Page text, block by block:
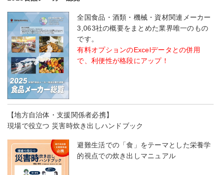
全国食品・酒類・機械・資材関連メーカー
3,063社の概要をまとめた業界唯一のもの
です。
有料オプションのExcelデータとの併用
で、利便性が格段にアップ！
【地方自治体・支援関係者必携】
現場で役立つ 災害時炊き出しハンドブック
避難生活での「食」をテーマとした栄養学
的視点での炊き出しマニュアル